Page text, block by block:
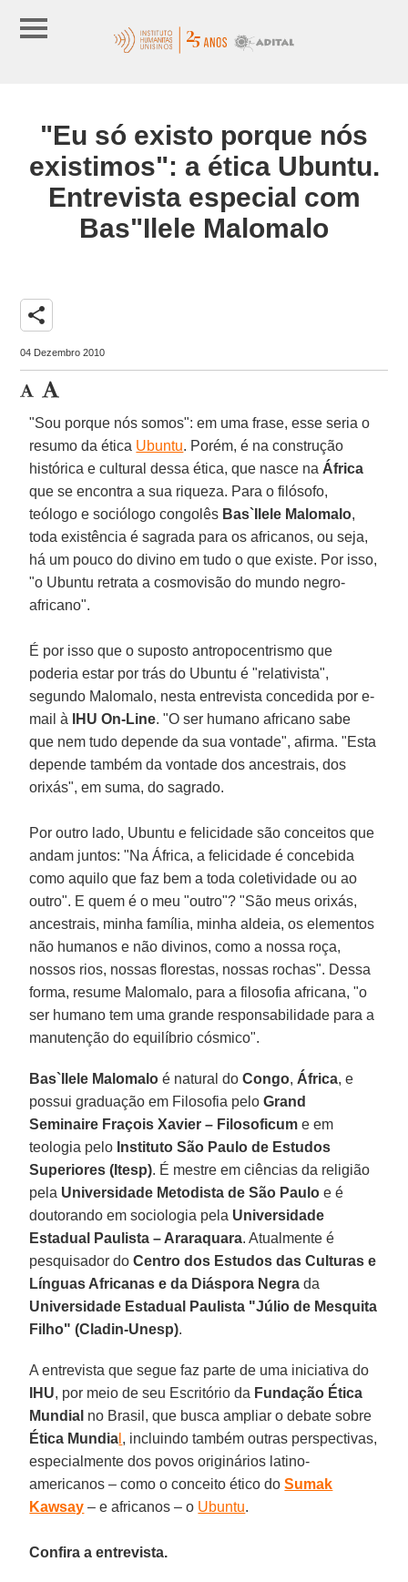
"Eu só existo porque nós
existimos": a ética Ubuntu.
Entrevista especial com
Bas"Ilele Malomalo
share
04 Dezembro 2010
"Sou porque nós somos": em uma frase, esse seria o
resumo da ética Ubuntu. Porém, é na construção
histórica e cultural dessa ética, que nasce na África
que se encontra a sua riqueza. Para o filósofo,
teólogo e sociólogo congolês Bas`Ilele Malomalo,
toda existência é sagrada para os africanos, ou seja,
há um pouco do divino em tudo o que existe. Por isso,
"o Ubuntu retrata a cosmovisão do mundo negro-
africano".
É por isso que o suposto antropocentrismo que
poderia estar por trás do Ubuntu é "relativista",
segundo Malomalo, nesta entrevista concedida por e-
mail à
IHU On-Line. "O ser humano africano sabe
que nem tudo depende da sua vontade", afirma. "Esta
depende também da vontade dos ancestrais, dos
orixás", em suma, do sagrado.
Por outro lado, Ubuntu e felicidade são conceitos que
andam juntos: "Na África, a felicidade é concebida
como aquilo que faz bem a toda coletividade ou ao
outro". E quem é o meu "outro"? "São meus orixás,
ancestrais, minha família, minha aldeia, os elementos
não humanos e não divinos, como a nossa roça,
nossos rios, nossas florestas, nossas rochas". Dessa
forma, resume Malomalo, para a filosofia africana, "o
ser humano tem uma grande responsabilidade para a
manutenção do equilíbrio cósmico".
Bas`Ilele Malomalo é natural doCongo, África, e
possui graduação em Filosofia peloGrand
Seminaire Fraçois Xavier – Filosoficum e em
teologia pelo Instituto São Paulo de Estudos
Superiores (Itesp). É mestre em ciências da religião
pela Universidade Metodista de São Paulo e é
doutorando em sociologia pela Universidade
Estadual Paulista – Araraquara. Atualmente é
pesquisador doCentro dos Estudos das Culturas e
Línguas Africanas e da Diáspora Negra da
Universidade Estadual Paulista "Júlio de Mesquita
Filho" (Cladin-Unesp).
A entrevista que segue faz parte de uma iniciativa do
IHU, por meio de seu Escritório da Fundação Ética
Mundial no Brasil, que busca ampliar o debate sobre
Ética Mundia , incluindo também outras perspectivas,
especialmente dos povos originários latino-
americanos – como o conceito ético doSumak
Kawsay – e africanos – o Ubuntu.
Confira a entrevista.